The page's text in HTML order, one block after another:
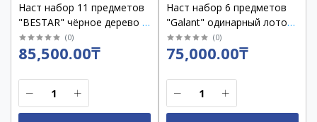
Наст набор 11 предметов
"BESTAR" чёрное дерево с
часами /237214
(0)
85,500.00₸
Наст набор 6 предметов
"Galant" одинарный лоток,
черный дуб /238167
(0)
75,000.00₸